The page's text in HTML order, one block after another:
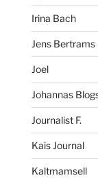
Irina Bach
Jens Bertrams
Joel
Johannas
Journalist F.
Kais Journal
Kaltmamsell